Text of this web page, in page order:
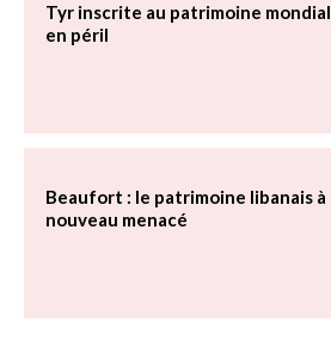
Tyr inscrite au patrimoine mondial
en péril
Beaufort : le patrimoine libanais à
nouveau menacé